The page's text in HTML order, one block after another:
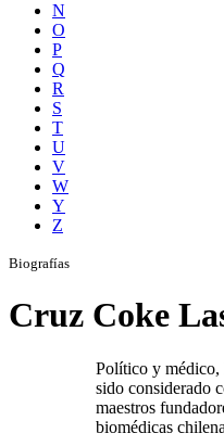
N
O
P
Q
R
S
T
U
V
W
Y
Z
Biografías
Cruz Coke
Político y médico,
sido considerado
maestros
biomédicas